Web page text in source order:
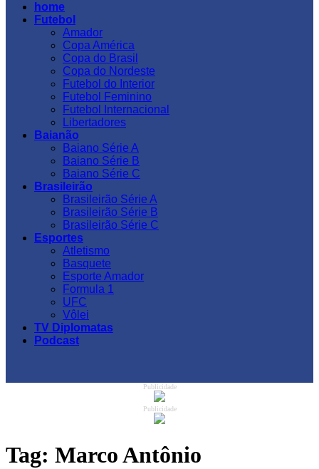
home
Futebol
Amador
Copa América
Copa do Brasil
Copa do Nordeste
Futebol do Interior
Futebol Feminino
Futebol Internacional
Libertadores
Baianão
Baiano Série A
Baiano Série B
Baiano Série C
Brasileirão
Brasileirão Série A
Brasileirão Série B
Brasileirão Série C
Esportes
Atletismo
Basquete
Esporte Amador
Formula 1
UFC
Vôlei
TV Diplomatas
Podcast
Publicidade
Publicidade
Tag: Marco Antônio